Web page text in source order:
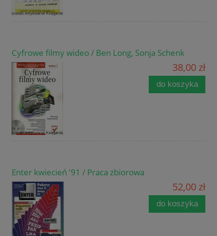
Cyfrowe filmy wideo / Ben Long, Sonja Schenk
38,00 zł
do koszyka
Enter kwiecień '91 / Praca zbiorowa
52,00 zł
do koszyka